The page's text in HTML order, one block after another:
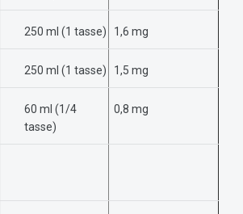
250 ml (1 tasse) 1,6 mg
250 ml (1 tasse) 1,5 mg
60 ml (1/4
tasse)
0,8 mg